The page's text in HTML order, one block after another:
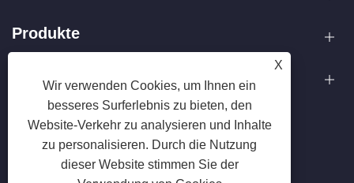
Produkte
FOLGEN SIE UNS
X
Wir verwenden Cookies, um Ihnen ein
besseres Surferlebnis zu bieten, den
Website-Verkehr zu analysieren und Inhalte
zu personalisieren. Durch die Nutzung
dieser Website stimmen Sie der